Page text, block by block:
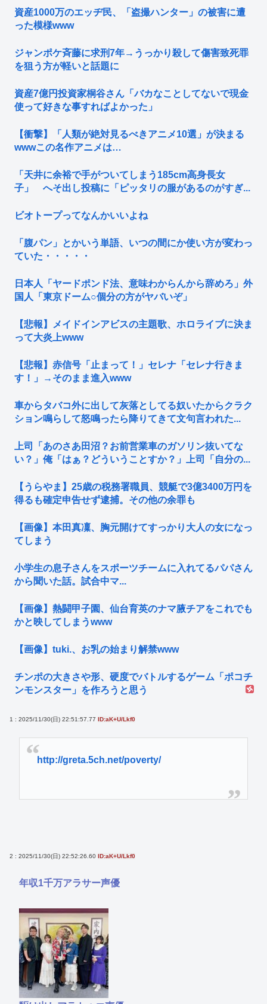
資産1000万のエッヂ民、「盗撮ハンター」の被害に遭
った模様www
ジャンポケ斉藤に求刑7年→うっかり殺して傷害致死罪
を狙う方が軽いと話題に
資産7億円投資家桐谷さん「バカなことしてないで現金
使って好きな事すればよかった」
【衝撃】「人類が絶対見るべきアニメ10選」が決まる
wwwこの名作アニメは…
「天井に余裕で手がついてしまう185cm高身長女
子」 へそ出し投稿に「ピッタリの服があるのがすぎ...
ビオトープってなんかいいよね
「腹パン」とかいう単語、いつの間にか使い方が変わっ
ていた・・・・・
日本人「ヤードポンド法、意味わからんから辞めろ」外
国人「東京ドーム○個分の方がヤバいぞ」
【悲報】メイドインアビスの主題歌、ホロライブに決ま
って大炎上www
【悲報】赤信号「止まって！」セレナ「セレナ行きま
す！」→そのまま進入www
車からタバコ外に出して灰落としてる奴いたからクラク
ション鳴らして怒鳴ったら降りてきて文句言われた...
上司「あのさあ田沼？お前営業車のガソリン抜いてな
い？」俺「はぁ？どういうことすか？」上司「自分の...
【うらやま】25歳の税務署職員、競艇で3億3400万円を
得るも確定申告せず逮捕。その他の余罪も
【画像】本田真凜、胸元開けてすっかり大人の女になっ
てしまう
小学生の息子さんをスポーツチームに入れてるパパさん
から聞いた話。試合中マ...
【画像】熱闘甲子園、仙台育英のナマ腋チアをこれでも
かと映してしまうwww
【画像】tuki.、お乳の始まり解禁www
チンポの大きさや形、硬度でバトルするゲーム「ポコチ
ンモンスター」を作ろうと思う
1 : 2025/11/30(日) 22:51:57.77 ID:aK+U/Lkf0
http://greta.5ch.net/poverty/
2 : 2025/11/30(日) 22:52:26.60 ID:aK+U/Lkf0
年収1千万アラサー声優